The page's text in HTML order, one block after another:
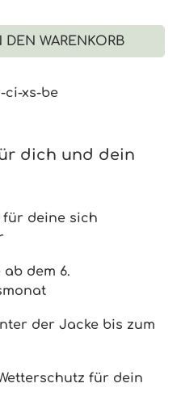
den
DEN WARENKORB
ci-xs-be
dich und dein
für deine sich
dem 6.
der Jacke bis zum
für dein